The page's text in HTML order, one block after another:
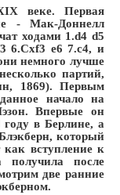
веке. Первая
- Мак-Доннелл
ходами 1.d4 d5
6.Сxf3 e6 7.c4, и
немного лучше
партий,
1869). Первым
начало на
Впервые он
в Берлине, а
который
как вступление к
получила после
две ранние